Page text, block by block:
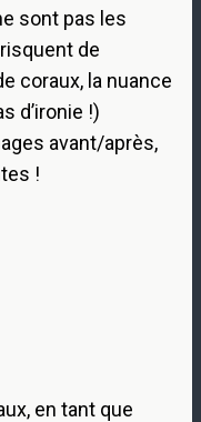
sont pas les
de
coraux, la nuance
d’ironie !)
avant/après,
!
en tant que